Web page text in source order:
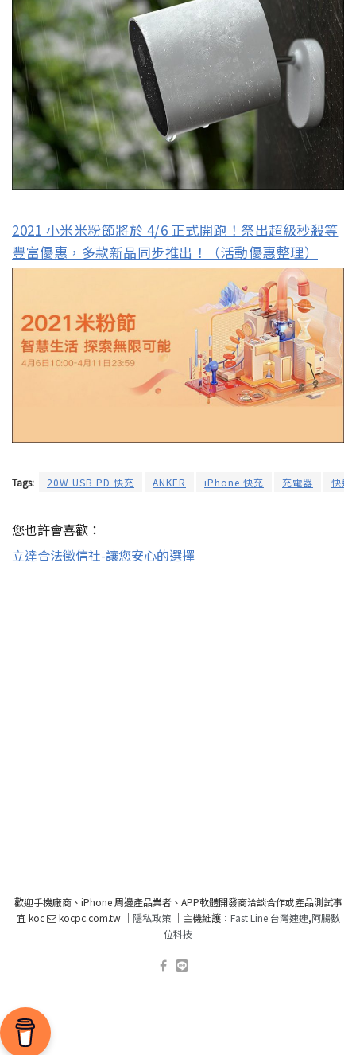
2021 小米米粉節將於 4/6 正式開跑！祭出超級秒殺等
豐富優惠，多款新品同步推出！（活動優惠整理）
Tags: 20W USB PD 快充 ANKER iPhone 快充 充電器 快速
您也許會喜歡：
立達合法徵信社-讓您安心的選擇
歡迎手機廠商、iPhone 周邊產品業者、APP軟體開發商洽談合作或產品測試事
宜 koc
kocpc.com.tw ｜ 隱私政策｜主機維護： Fast Line 台灣速連,阿腸數
位科技